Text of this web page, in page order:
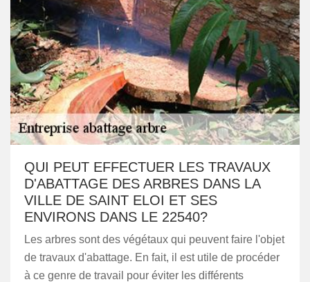
QUI PEUT EFFECTUER LES TRAVAUX
D'ABATTAGE DES ARBRES DANS LA
VILLE DE SAINT ELOI ET SES
ENVIRONS DANS LE 22540?
Les arbres sont des végétaux qui peuvent faire l'objet
de travaux d'abattage. En fait, il est utile de procéder
à ce genre de travail pour éviter les différents